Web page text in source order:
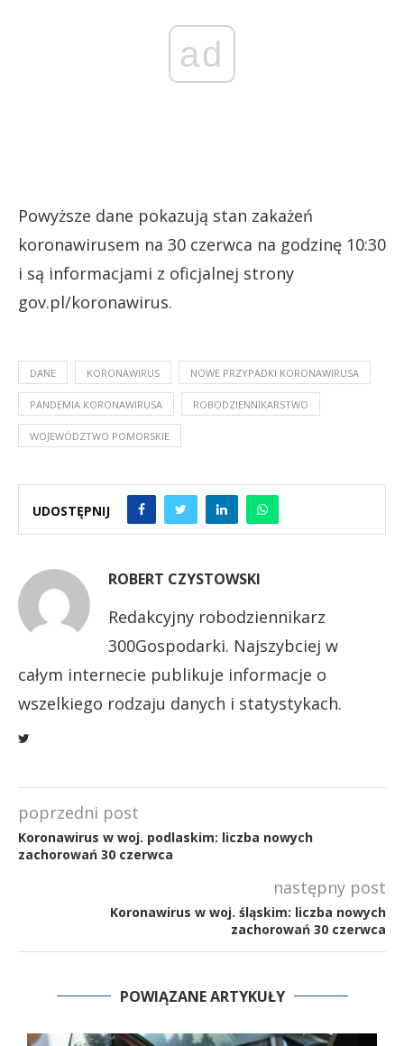
ad
Powyższe dane pokazują stan zakażeń
koronawirusem na 30 czerwca na godzinę 10:30
i są informacjami z oficjalnej strony
gov.pl/koronawirus.
DANE KORONAWIRUS NOWE PRZYPADKI KORONAWIRUSA
PANDEMIA KORONAWIRUSA ROBODZIENNIKARSTWO
WOJEWÓDZTWO POMORSKIE
UDOSTĘPNIJ
ROBERT CZYSTOWSKI
Redakcyjny robodziennikarz
300Gospodarki. Najszybciej w
całym internecie publikuje informacje o
wszelkiego rodzaju danych i statystykach.
poprzedni post
Koronawirus w woj. podlaskim: liczba nowych
zachorowań 30 czerwca
następny post
Koronawirus w woj. śląskim: liczba nowych
zachorowań 30 czerwca
POWIĄZANE ARTYKUŁY